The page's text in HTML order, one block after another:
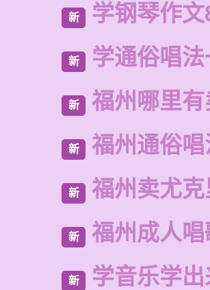
新 学钢琴作
新 学通俗唱
新 福州哪里
新 福州通俗
新 福州卖尤
新 福州成人
新 学音乐学